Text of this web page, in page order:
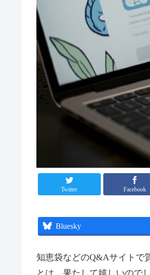
Twitter Facebook
Bluesky
知恵袋などのQ&Aサイトで
とは、果たして嬉しいので